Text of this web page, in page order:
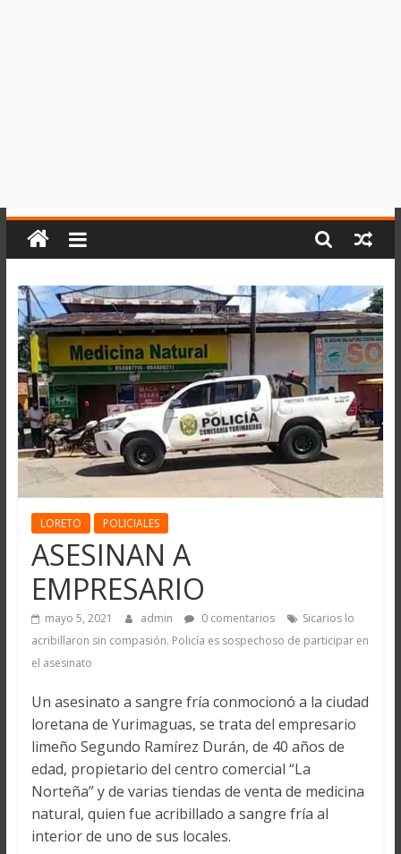
LORETO POLICIALES
ASESINAN A
EMPRESARIO
mayo 5, 2021 admin 0 comentarios
Sicarios lo
acribillaron sin compasión. Policía es sospechoso de participar en
el asesinato
Un asesinato a sangre fría conmocionó a la ciudad
loretana de Yurimaguas, se trata del empresario
limeño Segundo Ramírez Durán, de 40 años de
edad, propietario del centro comercial “La
Norteña” y de varias tiendas de venta de medicina
natural, quien fue acribillado a sangre fría al
interior de uno de sus locales.